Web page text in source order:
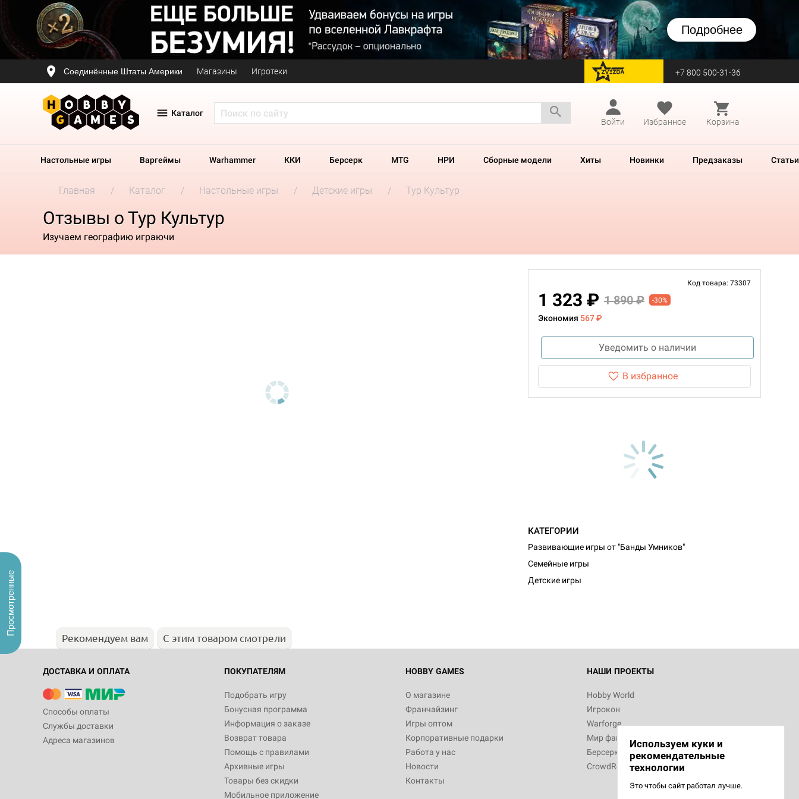
Подробнее
Соединённые Штаты Америки Магазины Игротеки перейти на Zvezda +7 800 500-31-36
Каталог
Войти
Избранное Корзина
Настольные игры Варгеймы Warhammer ККИ Берсерк MTG НРИ Сборные модели Хиты Новинки Предзаказы Статьи
Главная Каталог Настольные игры Детские игры Тур Культур
Отзывы о Тур Культур
Изучаем географию играючи
Код товара: 73307
1 323 ₽ 1 890 ₽ -30%
Экономия 567 ₽
Уведомить о наличии
В избранное
КАТЕГОРИИ
Развивающие игры от "Банды Умников"
Семейные игры
Детские игры
Рекомендуем вам С этим товаром смотрели
ДОСТАВКА И ОПЛАТА
Способы оплаты
Службы доставки
Адреса магазинов
ПОКУПАТЕЛЯМ
Подобрать игру
Бонусная программа
Информация о заказе
Возврат товара
Помощь с правилами
Архивные игры
Товары без скидки
Мобильное приложение
HOBBY GAMES
О магазине
Франчайзинг
Игры оптом
Корпоративные подарки
Работа у нас
Новости
Контакты
НАШИ ПРОЕКТЫ
Hobby World
Игрокон
Warforge
Мир фантастики
Берсерк
CrowdRepublic
Используем куки и
рекомендательные
технологии
Это чтобы сайт работал лучше.
Просмотренные
Настольная игра Hobby World Монстры
Белая смерть
12 990
Настольная игра Hobby World Ужас
3 490